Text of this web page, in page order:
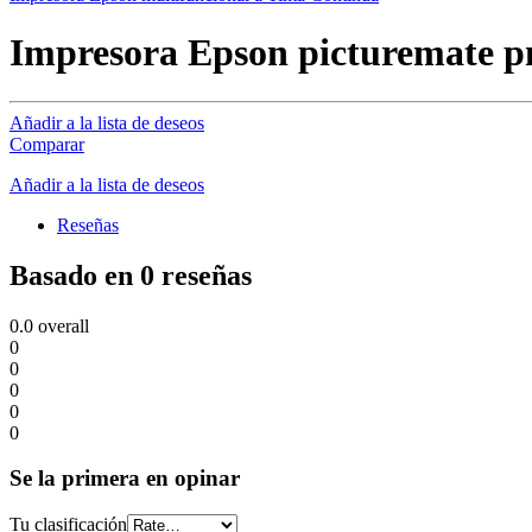
Impresora Epson picturemate
Añadir a la lista de deseos
Comparar
Añadir a la lista de deseos
Reseñas
Basado en 0 reseñas
0.0 overall
0
0
0
0
0
Se la primera en opinar
Tu clasificación